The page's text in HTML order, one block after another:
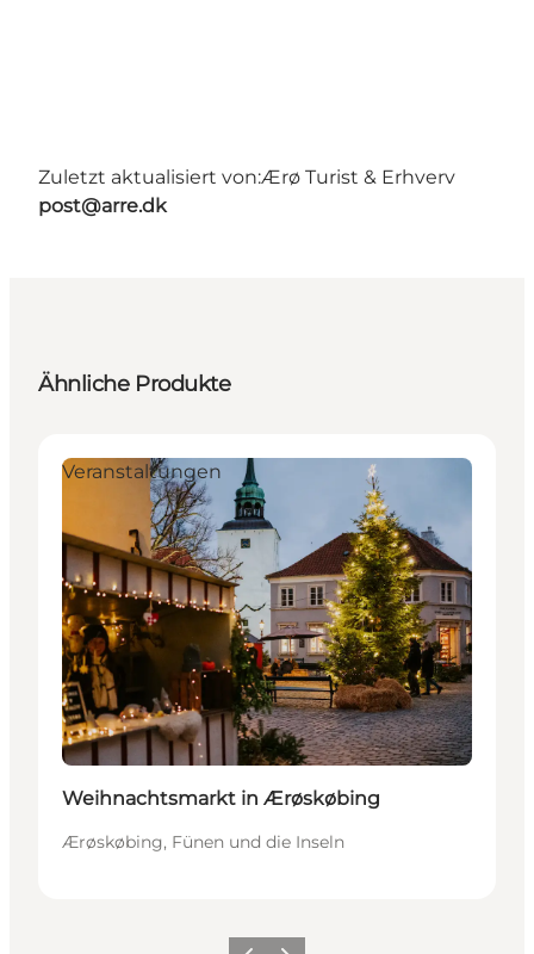
Zuletzt aktualisiert von:Ærø Turist & Erhverv
post@arre.dk
Ähnliche Produkte
Veranstaltungen
Weihnachtsmarkt in Ærøskøbing
Ærøskøbing, Fünen und die Inseln